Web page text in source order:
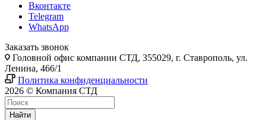
Вконтакте
Telegram
WhatsApp
Заказать звонок
Головной офис компании СТД, 355029, г. Ставрополь, ул.
Ленина, 466/1
Политика конфиденциальности
2026 © Компания СТД
Найти